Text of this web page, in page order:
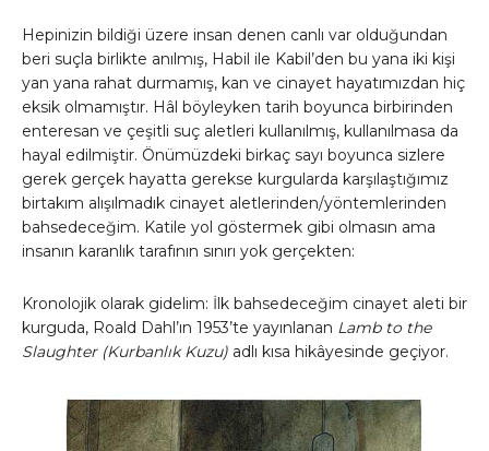
Hepinizin bildiği üzere insan denen canlı var olduğundan
beri suçla birlikte anılmış, Habil ile Kabil’den bu yana iki kişi
yan yana rahat durmamış, kan ve cinayet hayatımızdan hiç
eksik olmamıştır. Hâl böyleyken tarih boyunca birbirinden
enteresan ve çeşitli suç aletleri kullanılmış, kullanılmasa da
hayal edilmiştir. Önümüzdeki birkaç sayı boyunca sizlere
gerek gerçek hayatta gerekse kurgularda karşılaştığımız
birtakım alışılmadık cinayet aletlerinden/yöntemlerinden
bahsedeceğim. Katile yol göstermek gibi olmasın ama
insanın karanlık tarafının sınırı yok gerçekten:
Kronolojik olarak gidelim: İlk bahsedeceğim cinayet aleti bir
kurguda, Roald Dahl’ın 1953’te yayınlanan Lamb to the
Slaughter (Kurbanlık Kuzu) adlı kısa hikâyesinde geçiyor.